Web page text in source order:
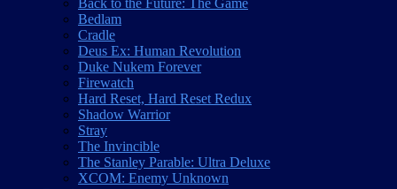
Back to the Future: The Game
Bedlam
Cradle
Deus Ex: Human Revolution
Duke Nukem Forever
Firewatch
Hard Reset, Hard Reset Redux
Shadow Warrior
Stray
The Invincible
The Stanley Parable: Ultra Deluxe
XCOM: Enemy Unknown